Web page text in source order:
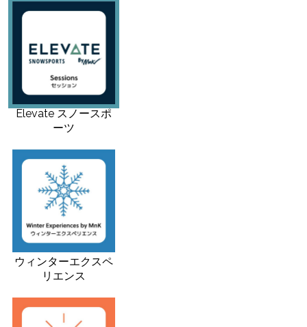
Elevate スノースポ
ーツ
ウィンターエクスペ
リエンス